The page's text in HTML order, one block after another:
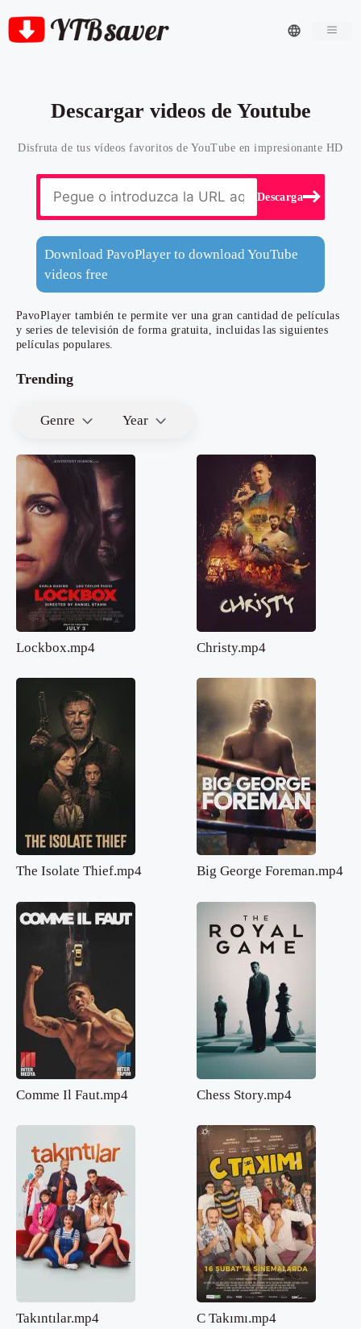
Descargar videos de Youtube
Disfruta de tus vídeos favoritos de YouTube en impresionante HD
Descarga
Download PavoPlayer to download YouTube
videos free
PavoPlayer también te permite ver una gran cantidad de películas
y series de televisión de forma gratuita, incluidas las siguientes
películas populares.
Trending
Genre Year
Lockbox.mp4 Christy.mp4
The Isolate Thief.mp4 Big George Foreman.mp4
Comme Il Faut.mp4 Chess Story.mp4
Takıntılar.mp4 C Takımı.mp4